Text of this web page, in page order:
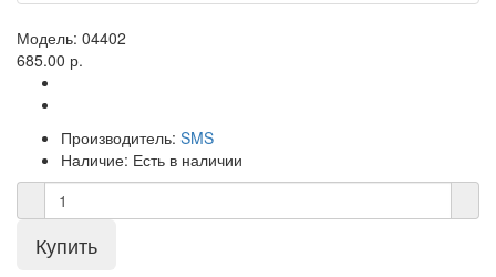
Модель: 04402
685.00 р.
Производитель: SMS
Наличие: Есть в наличии